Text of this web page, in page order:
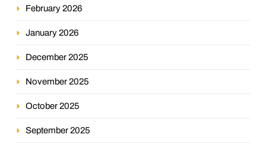
February 2026
January 2026
December 2025
November 2025
October 2025
September 2025